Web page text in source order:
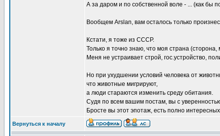
А за даром и по собственной воле - ... (как бы
Вообщем Arslan, вам осталось только
Кстати, я тоже из СССР.
Только я точно знаю, что моя страна (сторона,
Меня не устраивает строй, гос.устройство,
Но при ухудшении условий человека от
что животные мигрируют,
а люди стараются изменить среду обитания.
Судя по всем вашим постам, вы с
Бросте вы этот эпотаж, есть полно
Вернуться к началу